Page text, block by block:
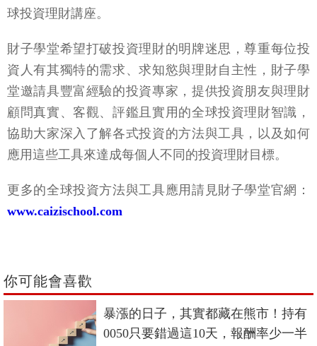
球投資理財講座。
財子學堂希望打破投資理財的明牌迷思，尊重每位投
資人有其獨特的需求、求知慾與理財自主性，財子學
堂邀請具豐富經驗的投資專家，提供投資朋友與理財
顧問真實、客觀、評鑑且實用的全球投資理財智識，
協助大家深入了解各式投資的方法與工具，以及如何
應用這些工具來達成每個人不同的投資理財目標。
更多的全球投資方法與工具應用請見財子學堂官網：
www.caizischool.com
你可能會喜歡
暴漲的日子，其實都藏在熊市！持有
0050只要錯過這10天，報酬率少一半